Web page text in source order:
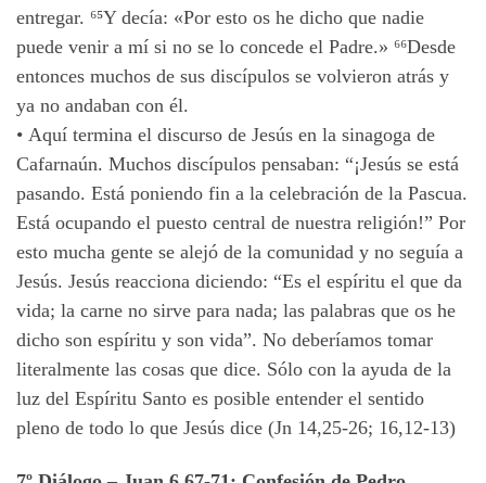
entregar. ⁶⁵Y decía: «Por esto os he dicho que nadie
puede venir a mí si no se lo concede el Padre.» ⁶⁶Desde
entonces muchos de sus discípulos se volvieron atrás y
ya no andaban con él.
• Aquí termina el discurso de Jesús en la sinagoga de
Cafarnaún. Muchos discípulos pensaban: “¡Jesús se está
pasando. Está poniendo fin a la celebración de la Pascua.
Está ocupando el puesto central de nuestra religión!” Por
esto mucha gente se alejó de la comunidad y no seguía a
Jesús. Jesús reacciona diciendo: “Es el espíritu el que da
vida; la carne no sirve para nada; las palabras que os he
dicho son espíritu y son vida”. No deberíamos tomar
literalmente las cosas que dice. Sólo con la ayuda de la
luz del Espíritu Santo es posible entender el sentido
pleno de todo lo que Jesús dice (Jn 14,25-26; 16,12-13)